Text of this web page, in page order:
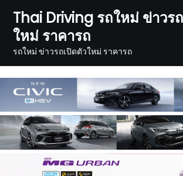
content
Thai Driving รถใหม่ ข่าวร
ใหม่ ราคารถ
รถใหม่ ข่าวรถเปิดตัวใหม่ ราคารถ